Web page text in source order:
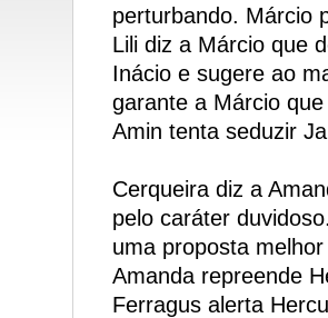
perturbando. Márcio
Lili diz a Márcio que
Inácio e sugere ao
garante a Márcio
Amin tenta seduzir
Cerqueira diz a
pelo caráter
uma proposta
Amanda repreende
Ferragus alerta